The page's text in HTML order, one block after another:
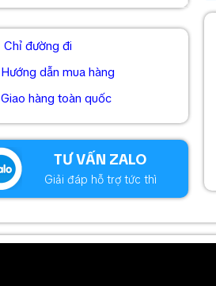
Chỉ đường đi
Hướng dẫn mua hàng
Giao hàng toàn quốc
TƯ VẤN ZALO
Giải đáp hỗ trợ tức thì